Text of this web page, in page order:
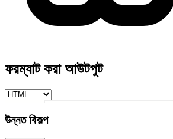
ফরম্যাট করা আউটপুট
উন্নত বিকল্প